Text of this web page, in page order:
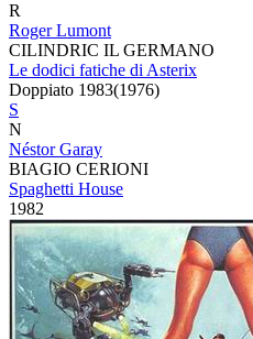
R
Roger Lumont
CILINDRIC IL GERMANO
Le dodici fatiche di Asterix
Doppiato 1983(1976)
S
N
Néstor Garay
BIAGIO CERIONI
Spaghetti House
1982